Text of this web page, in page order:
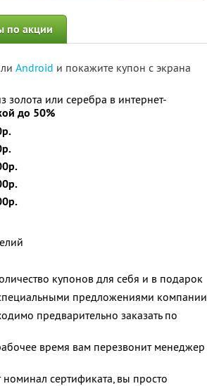
по акции
Android и покажите купон с экрана
или серебра в интернет-
до 50%
купонов для себя и в подарок
предложениями компании
предварительно заказать по
время вам перезвонит менеджер
сертификата, вы просто